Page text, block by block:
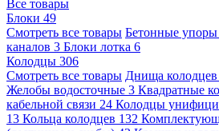
Все товары
Блоки 49
Смотреть все товары Бетонные упоры
каналов 3 Блоки лотка 6
Колодцы 306
Смотреть все товары Днища
Желобы водосточные 3 Квадратные
кабельной связи 24 Колодцы
13 Кольца колодцев 132